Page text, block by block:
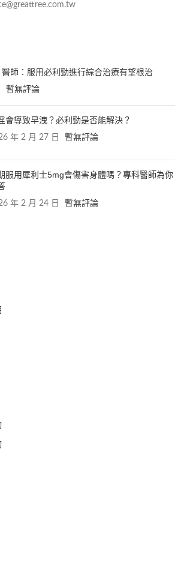
師：服用必利勁進行綜合治療有望根治
暫無評論
會導致早洩？必利勁是否能解決？
年 2 月 27 日 暫無評論
服用犀利士5mg會傷害身體嗎？專科醫師為你
年 2 月 24 日 暫無評論